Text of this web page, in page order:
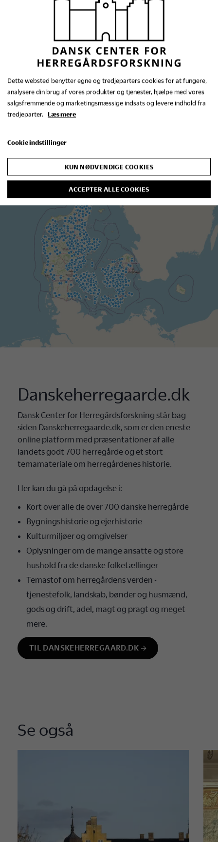
Se alle nyheder
Danskeherregaarde.dk
Dansk Center for Herregårdsforskning står bag
siden Danskeherregaarde.dk, som er den eneste
online platform med præsentationer af alle
landets godt 700 herregårde og et stort
temamateriale om herregårdenes historie.
Her kan du gå på opdagelse i:
Kort over alle de over 700 danske herregårde
Bygningshistorie og ejerhistorie
Kulturmiljøer og omgivelser
Oplysninger om de mange ansatte og store
hushold fra de danske folketællinger
Temastof om herregårdens verden -
tjenestefolk, landskab, bønder og husmænd,
gods og drift, adel, magt og pragt og meget
mere.
TIL DANSKEHERREGAARD.DK
Se også
Dette websted benytter egne og tredjeparters cookies for at fungere,
analysere din brug af vores produkter og tjenester, hjælpe med vores
salgsfremmende og marketingsmæssige indsats og levere indhold fra
tredjeparter. Læs mere
Cookie indstillinger
KUN NØDVENDIGE COOKIES
ACCEPTER ALLE COOKIES